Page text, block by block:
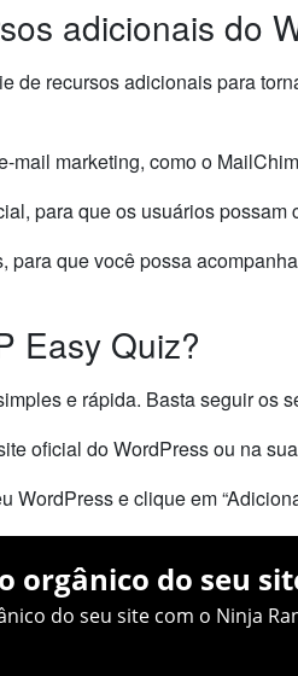
adicionais do
de recursos adicionais para
mail marketing, como o
para que os usuários
para que você possa
Easy Quiz?
e rápida. Basta seguir os
oficial do WordPress ou na
WordPress e clique em
orgânico do seu
do seu site com o Ninja